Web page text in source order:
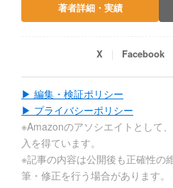
著者詳細・実績
X Facebook
▶ 編集・検証ポリシー
▶ プライバシーポリシー
※Amazonのアソシエイトとして
入を得ています。
※記事の内容は公開後も正確性の
筆・修正を行う場合があります。